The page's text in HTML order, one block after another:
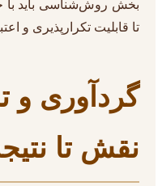
بخش روش‌شناسی باید با
تا قابلیت تکرارپذیری و
گردآوری و
نقش تا